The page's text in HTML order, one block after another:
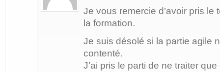
Je vous remercie d’avoir pris le
la formation.
Je suis désolé si la partie agile
contenté.
J’ai pris le parti de ne traiter